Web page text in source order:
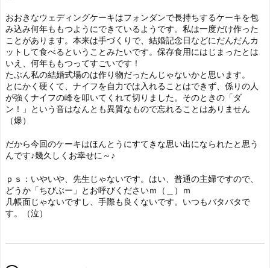
おおきなウェディングケーキはフォンダンで長持ちするケーキを包
み込み何年ももつようにできているようです。私は一度だけ作った
ことがあります。本来は手づくりで、結婚記念日などにだんだんカ
ットして食べるということみたいです。保存食用にはじまったとは
いえ、何年ももつってすごいです！
たぶん私の結婚式場のは作り物だったんじゃないかと思います。
とにかく硬くて、ナイフを自力では入れることはできず、係りの人
が強くナイフの峰を叩いてくれて切りました。そのときの「ダ
ン！」という音はなんとも異質なもので忘れることはありません
（爆）
だから今回のケーキはほんとうにすてきな思い出になられたと思う
んです♪幾久しくお幸せに～♪
ｐｓ：いやいや、先生じゃないです。はい、普通の主婦ですので、
どうか「ちびぶー」とお呼びくださいｍ（＿）ｍ
几帳面じゃないですし、手際も良くないです。いつもバタバタで
す。（泣）